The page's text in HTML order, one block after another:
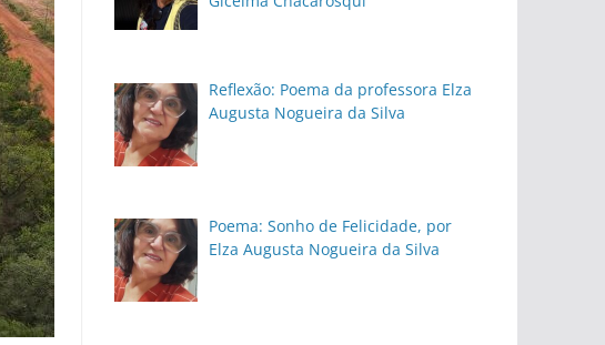
Reflexão: Poema da professora Elza
Augusta Nogueira da Silva
Poema: Sonho de Felicidade, por
Elza Augusta Nogueira da Silva